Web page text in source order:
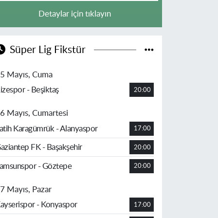
Detaylar için tıklayın
Süper Lig Fikstür
Mayıs, Cuma
- Beşiktaş
20:00
Mayıs, Cumartesi
Karagümrük - Alanyaspor
17:00
FK - Başakşehir 20:00
- Göztepe 20:00
Mayıs, Pazar
- Konyaspor
17:00